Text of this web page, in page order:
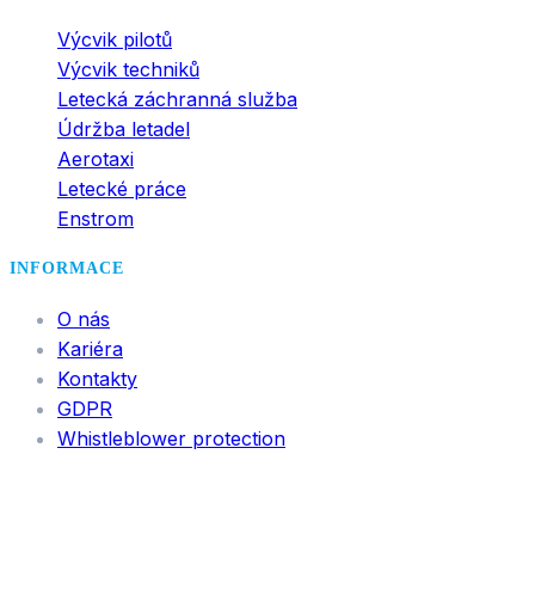
Výcvik pilotů
Výcvik techniků
Letecká záchranná služba
Údržba letadel
Aerotaxi
Letecké práce
Enstrom
INFORMACE
O nás
Kariéra
Kontakty
GDPR
Whistleblower protection